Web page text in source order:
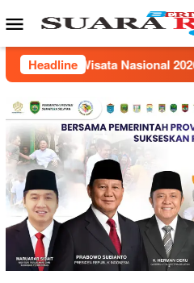
ke
Menu
Mobile
Headline
Sinergi Pusat dan Daerah,